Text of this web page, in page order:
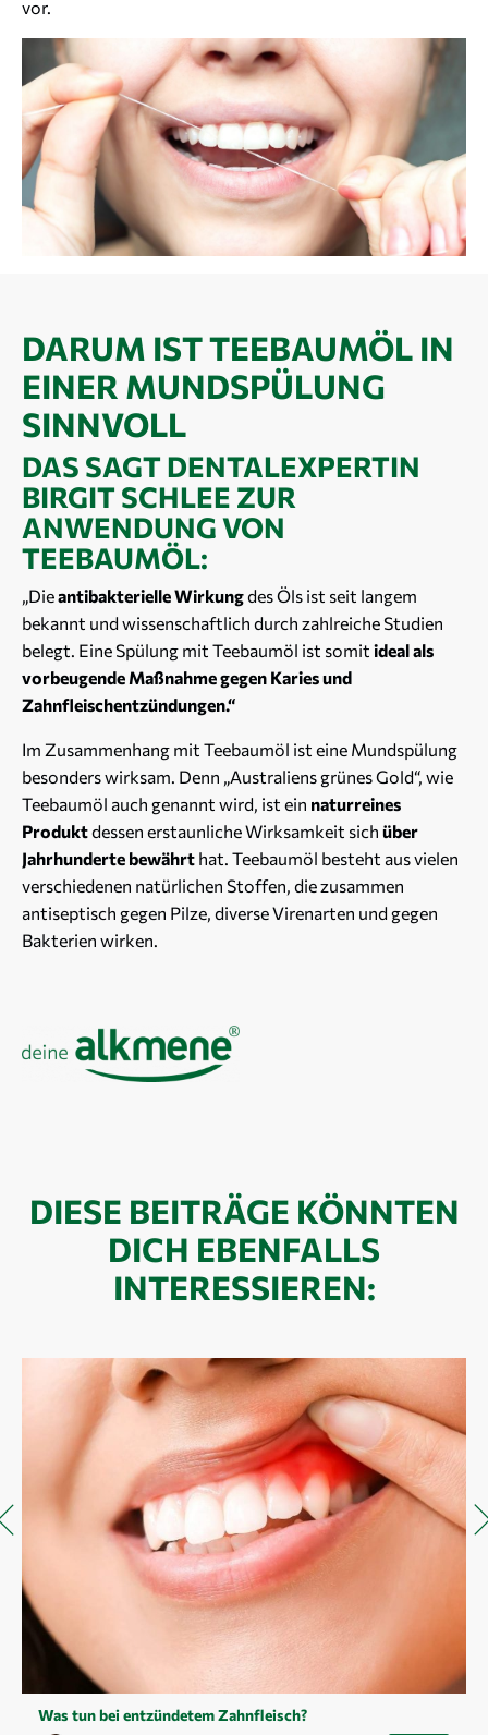
vor.
DARUM IST TEEBAUMÖL IN
EINER MUNDSPÜLUNG
SINNVOLL
DAS SAGT DENTALEXPERTIN
BIRGIT SCHLEE ZUR
ANWENDUNG VON
TEEBAUMÖL:
„Dieantibakterielle Wirkungdes Öls ist seit langem
bekannt und wissenschaftlich durch zahlreiche Studien
belegt. Eine Spülung mit Teebaumöl ist somit ideal als
vorbeugende Maßnahme gegen Karies und
Zahnfleischentzündungen.“
Im Zusammenhang mit Teebaumöl ist eine Mundspülung
besonders wirksam. Denn „Australiens grünes Gold“, wie
Teebaumöl auch genannt wird, ist ein naturreines
Produktdessen erstaunliche Wirksamkeit sich über
Jahrhunderte bewährt hat. Teebaumöl besteht aus vielen
verschiedenen natürlichen Stoffen, die zusammen
antiseptisch gegen Pilze, diverse Virenarten und gegen
Bakterien wirken.
DIESE BEITRÄGE KÖNNTEN
DICH EBENFALLS
INTERESSIEREN:
Was tun bei entzündetem Zahnfleisch?